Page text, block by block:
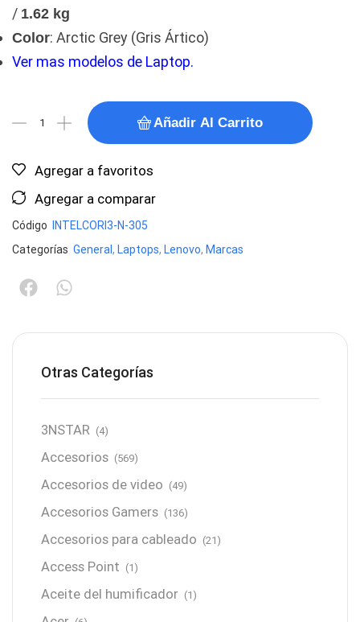
/ 1.62 kg
Color: Arctic Grey (Gris Ártico)
Ver mas modelos de Laptop.
Añadir Al Carrito
Agregar a favoritos
Agregar a comparar
Código
INTELCORI3-N-305
Categorías General , Laptops, Lenovo, Marcas
Otras Categorías
3NSTAR (4)
Accesorios (569)
Accesorios de video (49)
Accesorios Gamers (136)
Accesorios para cableado (21)
Access Point (1)
Aceite del humificador (1)